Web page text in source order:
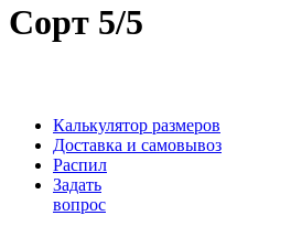
Сорт 5/5
Калькулятор размеров
Доставка и самовывоз
Распил
Задать
вопрос